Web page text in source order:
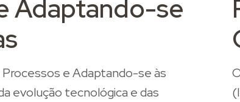
Adaptando-se
e Adaptando-se às
evolução tecnológica e das